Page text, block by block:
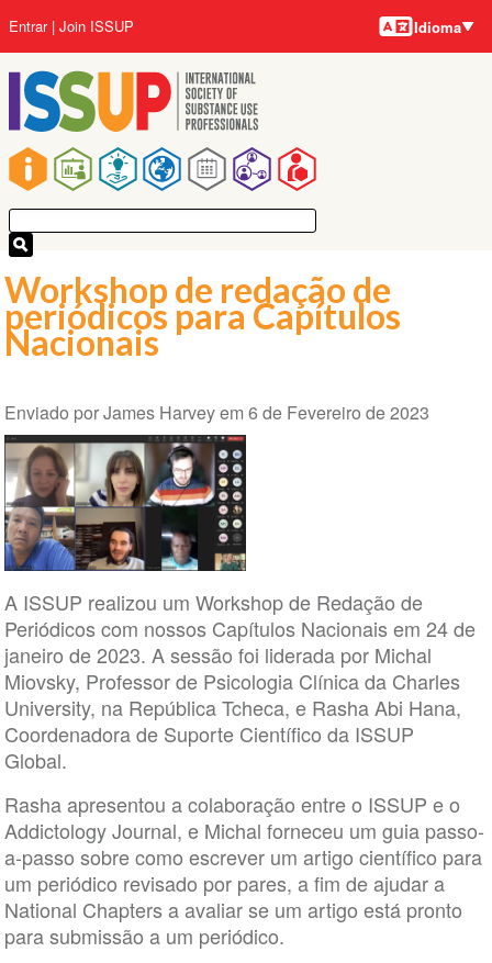
para
o
conteúdo
principal
Navegação
principal
Menu
da
conta
do
usuário
Entrar Join ISSUP Idiomas
Idioma
Workshop de redação de
periódicos para Capítulos
Nacionais
Enviado porJames Harveyem 6 de Fevereiro de 2023
A ISSUP realizou um Workshop de Redação de
Periódicos com nossos Capítulos Nacionais em 24 de
janeiro de 2023. A sessão foi liderada por Michal
Miovsky, Professor de Psicologia Clínica da Charles
University, na República Tcheca, e Rasha Abi Hana,
Coordenadora de Suporte Científico da ISSUP
Global.
Rasha apresentou a colaboração entre o ISSUP e o
Addictology Journal, e Michal forneceu um guia passo-
a-passo sobre como escrever um artigo científico para
um periódico revisado por pares, a fim de ajudar a
National Chapters a avaliar se um artigo está pronto
para submissão a um periódico.